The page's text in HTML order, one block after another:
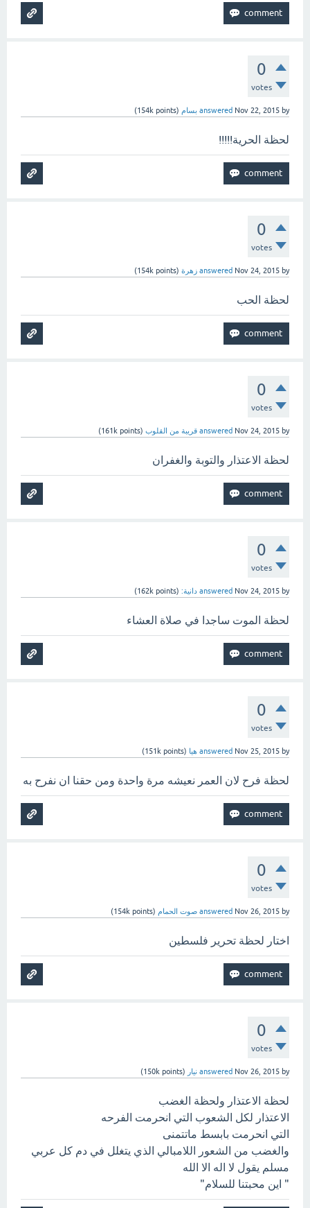
0
votes
answered Nov 22, 2015 by بسام (
154k points)
لحظة الحرية!!!!!
0
votes
answered Nov 24, 2015 by زهرة (
154k points)
لحظة الحب
0
votes
answered Nov 24, 2015 by قريبة من القلوب (
161k points)
لحظة الاعتذار والتوبة والغفران
0
votes
answered Nov 24, 2015 by دانية: (
162k points)
لحظة الموت ساجدا في صلاة العشاء
0
votes
answered Nov 25, 2015 by هيا (
151k points)
لحظة فرح لان العمر نعيشه مرة واحدة ومن حقنا ان نفرح به
0
votes
answered Nov 26, 2015 by صوت الحمام (
154k points)
اختار لحظة تحرير فلسطين
0
votes
answered Nov 26, 2015 by نيار (
150k points)
لحظة الاعتذار ولحظة الغضب
الاعتذار لكل الشعوب التي انحرمت الفرحه
التي انحرمت بابسط ماتتمنى
والغضب من الشعور اللامبالي الذي يتغلل في دم كل عربي
مسلم يقول لا اله الا الله
" اين محبتنا للسلام"